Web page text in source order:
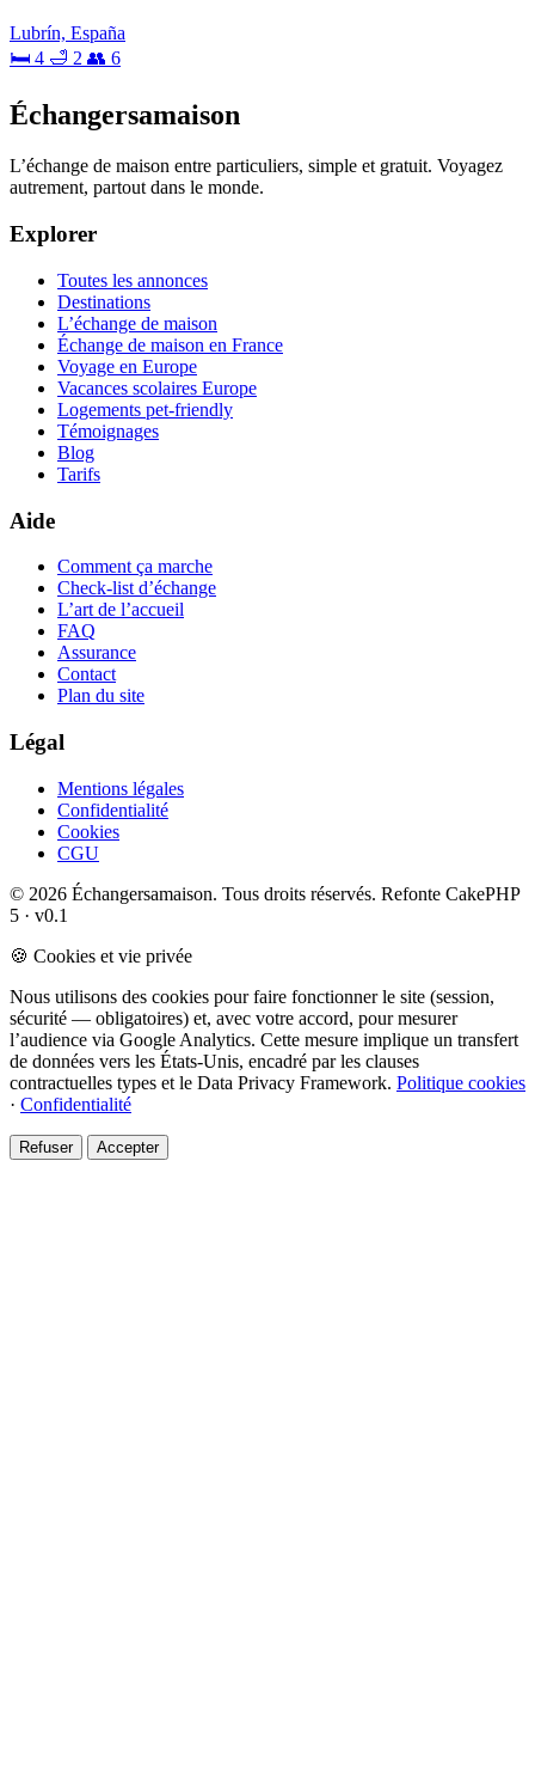
Lubrín, España
🛏 4 🛁 2 👥 6
Échangersamaison
L’échange de maison entre particuliers, simple et gratuit. Voyagez
autrement, partout dans le monde.
Explorer
Toutes les annonces
Destinations
L’échange de maison
Échange de maison en France
Voyage en Europe
Vacances scolaires Europe
Logements pet-friendly
Témoignages
Blog
Tarifs
Aide
Comment ça marche
Check-list d’échange
L’art de l’accueil
FAQ
Assurance
Contact
Plan du site
Légal
Mentions légales
Confidentialité
Cookies
CGU
© 2026 Échangersamaison. Tous droits réservés. Refonte CakePHP
5 · v0.1
🍪 Cookies et vie privée
Nous utilisons des cookies pour faire fonctionner le site (session,
sécurité — obligatoires) et, avec votre accord, pour mesurer
l’audience via Google Analytics. Cette mesure implique un transfert
de données vers les États-Unis, encadré par les clauses
contractuelles types et le Data Privacy Framework. Politique cookies
· Confidentialité
Refuser Accepter